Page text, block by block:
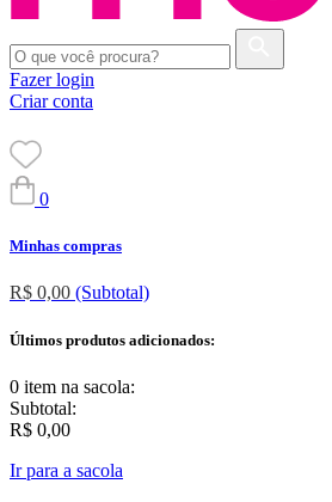
Fazer login
Criar conta
0
Minhas compras
R$ 0,00 (Subtotal)
Últimos produtos adicionados:
0 item na sacola:
Subtotal:
R$ 0,00
Ir para a sacola